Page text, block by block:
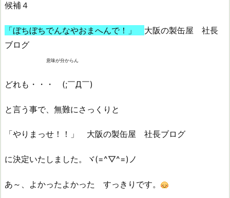
候補４
「ぼちぼちでんなやおまへんで！」 大阪の製缶屋 社長
ブログ
意味が分からん
どれも・・・ (;￣Д￣)
と言う事で、無難にさっくりと
「やりまっせ！！」 大阪の製缶屋 社長ブログ
に決定いたしました。ヾ(=^▽^=)ノ
あ～、よかったよかった すっきりです。